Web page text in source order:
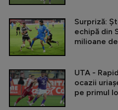
Surpriză:
echipă din
milioane
UTA -
ocazii
pe primul